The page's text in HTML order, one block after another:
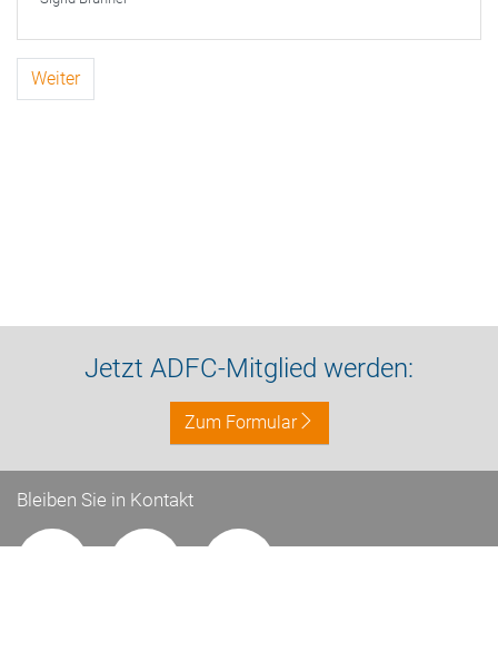
Weiter
Jetzt ADFC-Mitglied werden:
Zum Formular
Bleiben Sie in Kontakt